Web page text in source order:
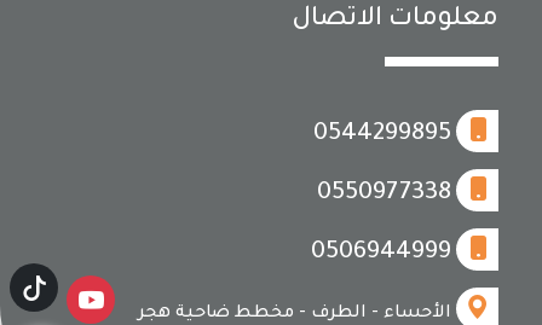
معلومات الاتصال
0544299895
0550977338
0506944999
الأحساء - الطرف - مخطط ضاحية هجر